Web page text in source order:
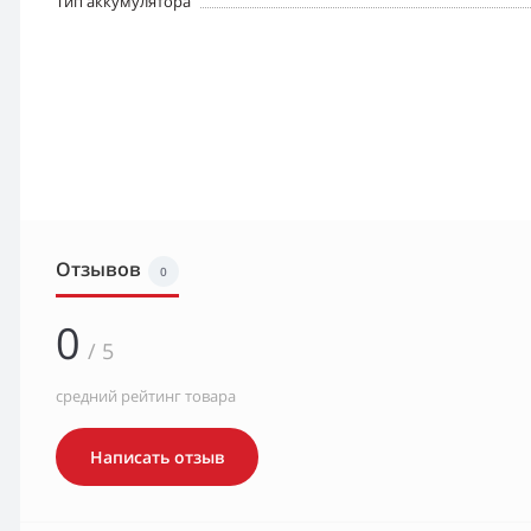
Отзывов 0
0 / 5
средний рейтинг товара
Написать отзыв